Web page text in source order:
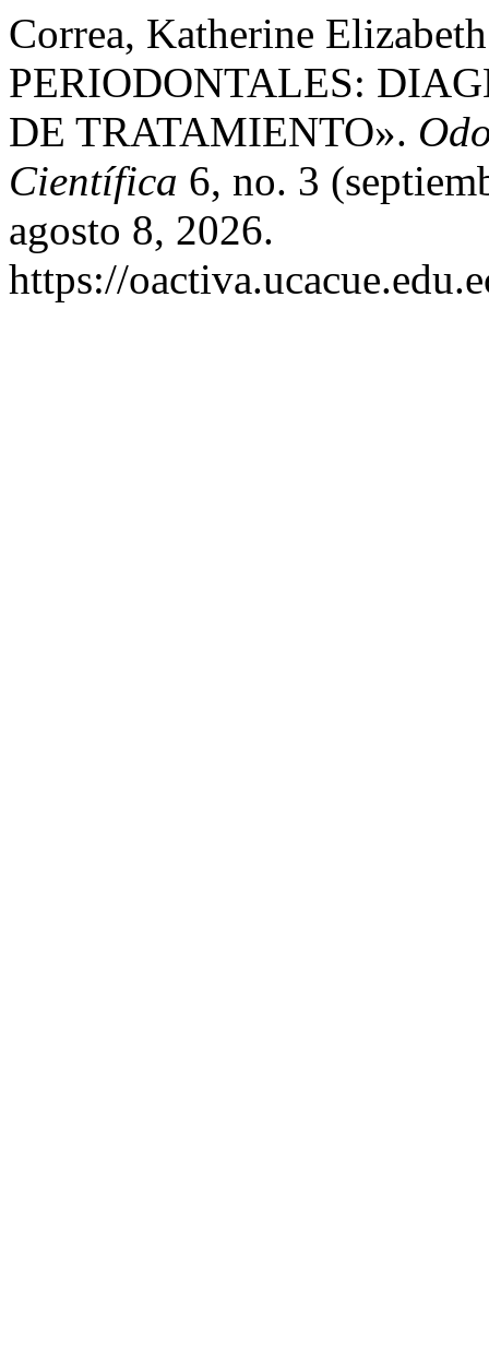
Correa, Katherine
PERIODONTALES:
DE TRATAMIENTO».
Científica 6, no. 3
agosto 8, 2026.
https://